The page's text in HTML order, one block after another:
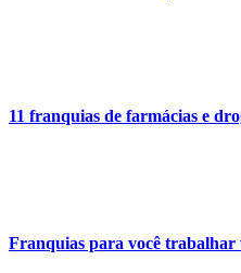
11 franquias de farmácias e
Franquias para você